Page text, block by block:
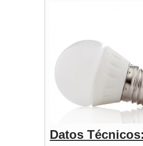
Datos